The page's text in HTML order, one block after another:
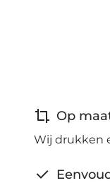
Op
Wij drukken